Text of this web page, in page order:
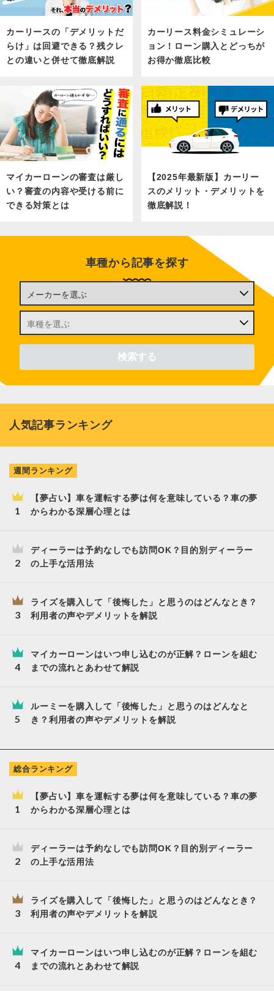
カーリースの「デメリットだ
らけ」は回避できる？残クレ
との違いと併せて徹底解説
カーリース料金シミュレーシ
ョン！ローン購入とどっちが
お得か徹底比較
マイカーローンの審査は厳し
い？審査の内容や受ける前に
できる対策とは
【2025年最新版】カーリー
スのメリット・デメリットを
徹底解説！
車種から記事を探す
人気記事ランキング
週間ランキング
【夢占い】車を運転する夢は何を意味している？車の夢
からわかる深層心理とは
ディーラーは予約なしでも訪問OK？目的別ディーラー
の上手な活用法
ライズを購入して「後悔した」と思うのはどんなとき？
利用者の声やデメリットを解説
マイカーローンはいつ申し込むのが正解？ローンを組む
までの流れとあわせて解説
ルーミーを購入して「後悔した」と思うのはどんなと
き？利用者の声やデメリットを解説
総合ランキング
【夢占い】車を運転する夢は何を意味している？車の夢
からわかる深層心理とは
ディーラーは予約なしでも訪問OK？目的別ディーラー
の上手な活用法
ライズを購入して「後悔した」と思うのはどんなとき？
利用者の声やデメリットを解説
マイカーローンはいつ申し込むのが正解？ローンを組む
までの流れとあわせて解説